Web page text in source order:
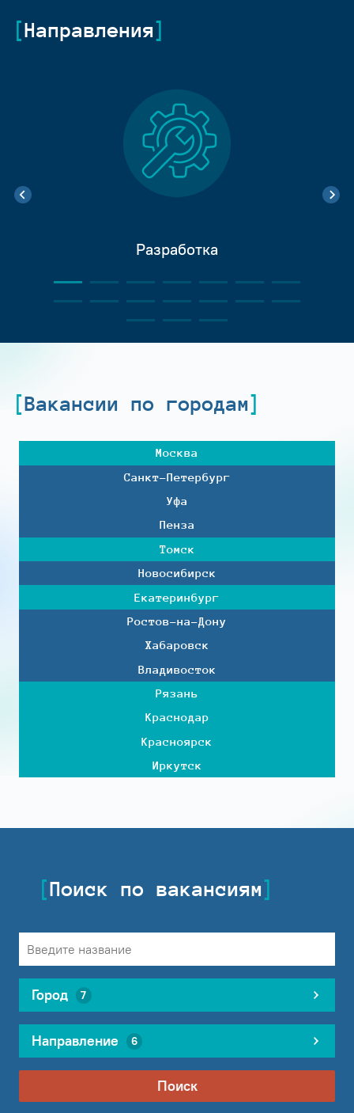
Направления
Разработка
Вакансии по городам
Москва
Санкт-Петербург
Уфа
Пенза
Томск
Новосибирск
Екатеринбург
Ростов-на-Дону
Хабаровск
Владивосток
Рязань
Краснодар
Красноярск
Иркутск
Поиск по вакансиям
Город 7
Направление 6
Поиск